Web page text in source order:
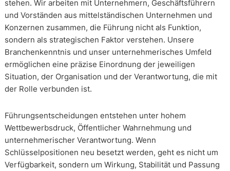
stehen. Wir arbeiten mit Unternehmern, Geschäftsführern
und Vorständen aus mittelständischen Unternehmen und
Konzernen zusammen, die Führung nicht als Funktion,
sondern als strategischen Faktor verstehen. Unsere
Branchenkenntnis und unser unternehmerisches Umfeld
ermöglichen eine präzise Einordnung der jeweiligen
Situation, der Organisation und der Verantwortung, die mit
der Rolle verbunden ist.
Führungsentscheidungen entstehen unter hohem
Wettbewerbsdruck, Öffentlicher Wahrnehmung und
unternehmerischer Verantwortung. Wenn
Schlüsselpositionen neu besetzt werden, geht es nicht um
Verfügbarkeit, sondern um Wirkung, Stabilität und Passung